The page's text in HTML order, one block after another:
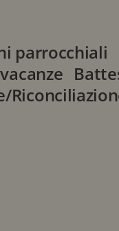
parrocchiali